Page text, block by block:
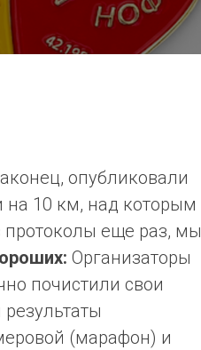
опубликовали
на 10 км, над которым
протоколы еще раз, мы
Организаторы
почистили свои
(марафон) и